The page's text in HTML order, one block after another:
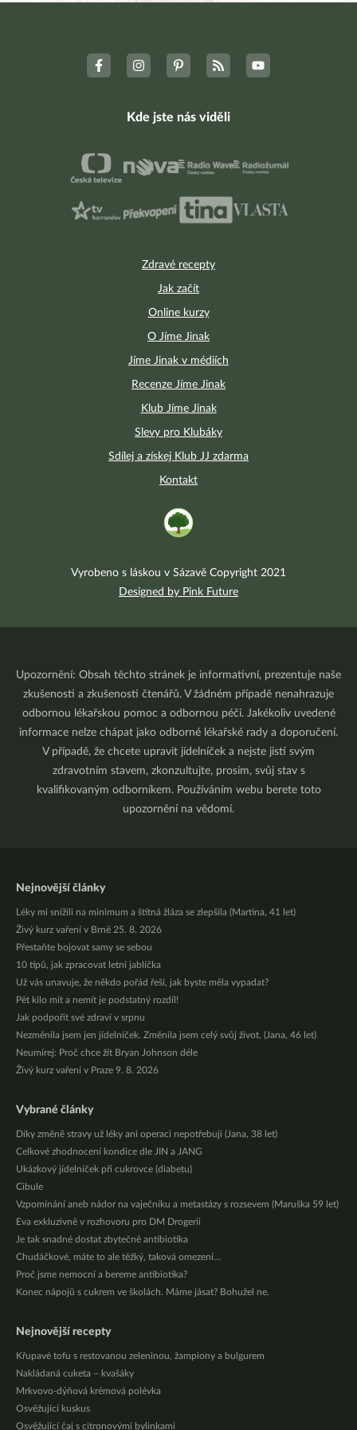
Poradna Hubneme do plavek
Zdravé recepty
Jak začít
Online kurzy
O Jíme Jinak
Jíme Jinak v médiích
Recenze Jíme Jinak
Klub Jíme Jinak
Slevy pro Klubáky
Sdílej a získej Klub JJ zdarma
Kontakt
Kde jste nás viděli
Vyrobeno s láskou v Sázavě Copyright 2021
Designed by Pink Future
Upozornění: Obsah těchto stránek je informativní, prezentuje naše
zkušenosti a zkušenosti čtenářů. V žádném případě nenahrazuje
odbornou lékařskou pomoc a odbornou péči. Jakékoliv uvedené
informace nelze chápat jako odborné lékařské rady a doporučení.
V případě, že chcete upravit jídelníček a nejste jistí svým
zdravotním stavem, zkonzultujte, prosím, svůj stav s
kvalifikovaným odborníkem. Používáním webu berete toto
upozornění na vědomí.
Nejnovější články
Léky mi snížili na minimum a štítná žláza se zlepšila (Martina, 41 let)
Živý kurz vaření v Brně 25. 8. 2026
Přestaňte bojovat samy se sebou
10 tipů, jak zpracovat letní jablíčka
Už vás unavuje, že někdo pořád řeší, jak byste měla vypadat?
Pět kilo mít a nemít je podstatný rozdíl!
Jak podpořit své zdraví v srpnu
Nezměnila jsem jen jídelníček. Změnila jsem celý svůj život. (Jana, 46 let)
Neumírej: Proč chce žít Bryan Johnson déle
Živý kurz vaření v Praze 9. 8. 2026
Vybrané články
Díky změně stravy už léky ani operaci nepotřebuji (Jana, 38 let)
Celkové zhodnocení kondice dle JIN a JANG
Ukázkový jídelníček při cukrovce (diabetu)
Cibule
Vzpomínání aneb nádor na vaječníku a metastázy s rozsevem (Maruška 59 let)
Eva exkluzivně v rozhovoru pro DM Drogerii
Je tak snadné dostat zbytečně antibiotika
Chudáčkové, máte to ale těžký, taková omezení…
Proč jsme nemocní a bereme antibiotika?
Konec nápojů s cukrem ve školách. Máme jásat? Bohužel ne.
Nejnovější recepty
Křupavé tofu s restovanou zeleninou, žampiony a bulgurem
Nakládaná cuketa – kvašáky
Mrkvovo-dýňová krémová polévka
Osvěžující kuskus
Osvěžující čaj s citronovými bylinkami